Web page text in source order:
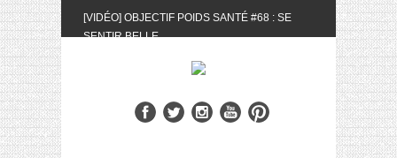
[VIDÉO] OBJECTIF POIDS SANTÉ #68 : SE
SENTIR BELLE
BIOTYFULL BOX DU MOIS DE MAI 2024 FEAT.